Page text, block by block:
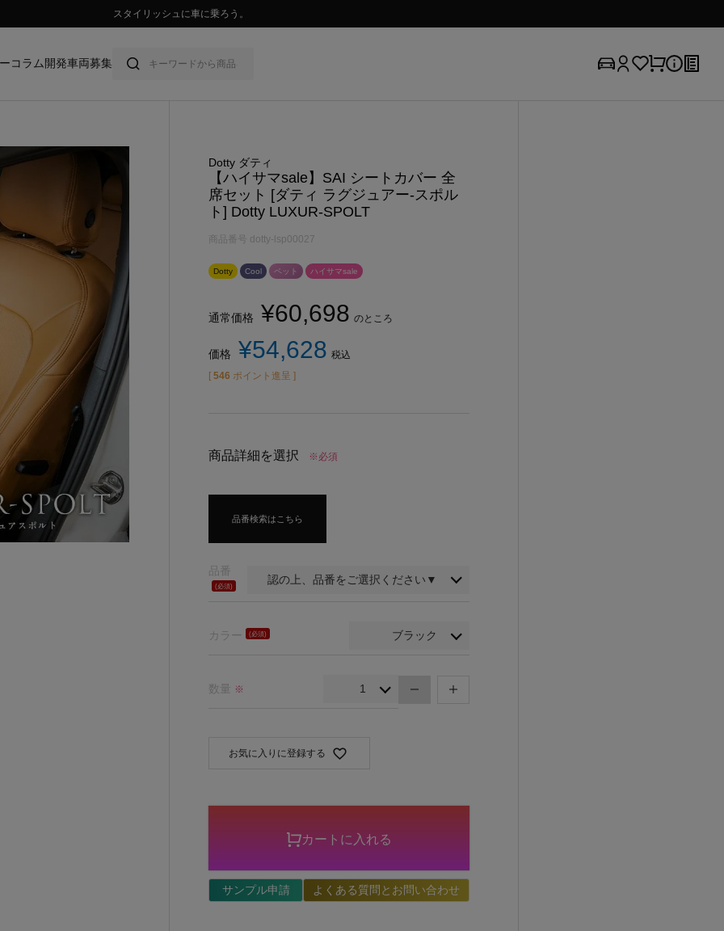
💛ハイサマーsale💛
コラム 開発車両募集
Dotty ダティ
【ハイサマsale】SAI シートカバー 全
席セット [ダティ ラグジュアー-スポル
ト] Dotty LUXUR-SPOLT
商品番号 dotty-lsp00027
Dotty Cool ペット ハイサマsale
通常価格 ¥60,698 のところ
価格 ¥54,628 税込
[ 546 ポイント進呈 ]
商品詳細を選択 ※必須
品番検索はこちら
品番
カラー
お気に入りに登録する
数量 ※
カートに入れる
サンプル申請 よくある質問とお問い合わせ